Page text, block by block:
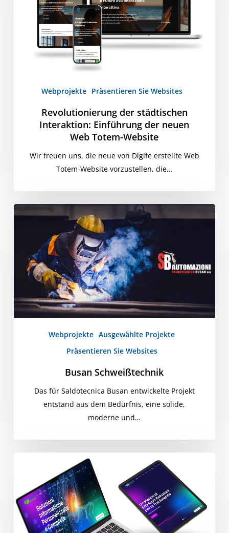
Einführung
der
neuen
Web
Webprojekte Präsentieren Sie Websites
Revolutionierung der städtischen
Interaktion: Einführung der neuen
Web Totem-Website
Wir freuen uns, die neue von Digife erstellte Web
Totem-Website vorzustellen, die…
Busan
Schweißtechnik
Webprojekte Ausgewählte Projekte
Präsentieren Sie Websites
Busan Schweißtechnik
Das für Saldotecnica Busan entwickelte Projekt
entstand aus dem Bedürfnis, eine solide,
moderne und…
Lösung